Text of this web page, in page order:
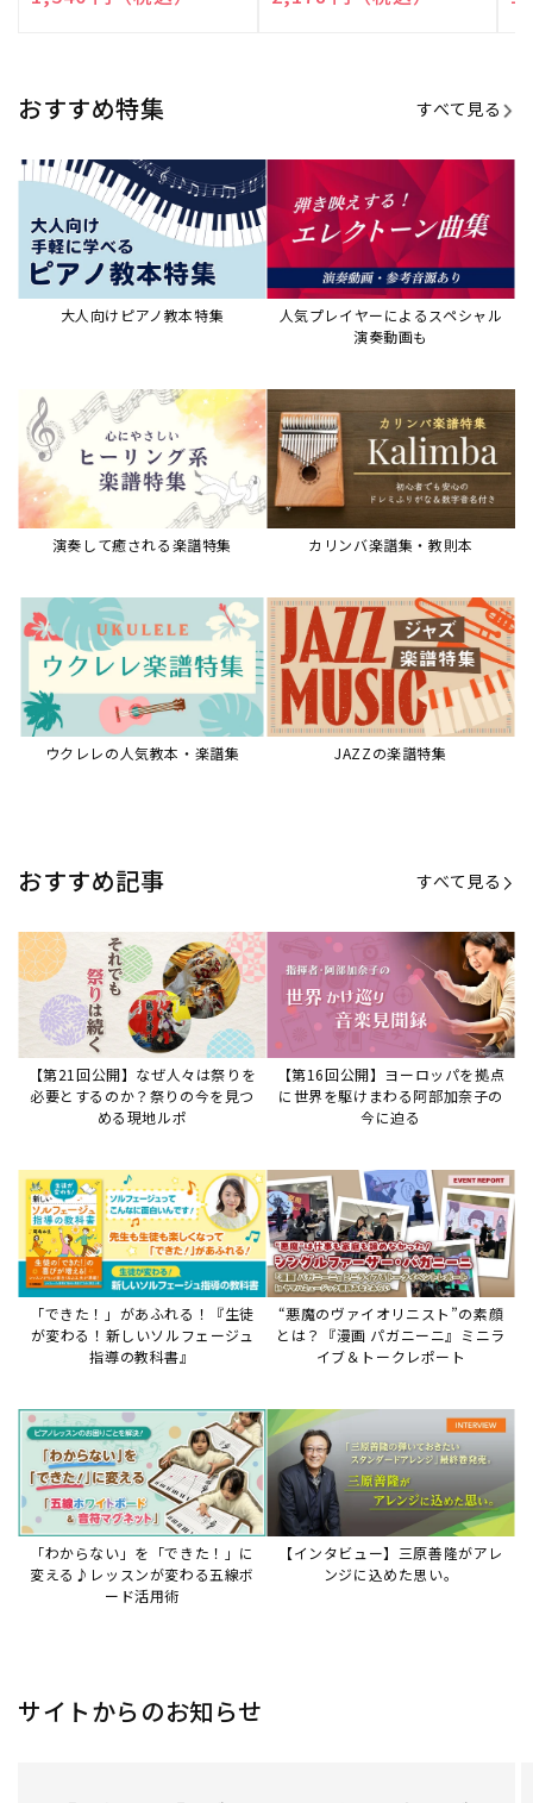
JAZZの楽譜特集
おすすめ記事 すべて見る
【第21回公開】なぜ人々は祭りを
必要とするのか？祭りの今を見つ
める現地ルポ
【第16回公開】ヨーロッパを拠点
に世界を駆けまわる阿部加奈子の
今に迫る
「できた！」があふれる！『生徒
指導の教科書』
イブ＆トークレポート
ード活用術
サイトからのお知らせ
ータについて
2026年7月27日
本件は、ディスクラビアをヤマハミュージックデー
タショップと接続してご利用いただいているお客
様への重要なお知らせです。